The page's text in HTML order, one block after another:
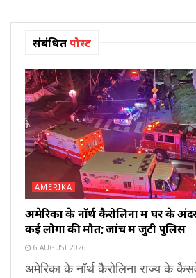
संबंधितपोस्ट
AMERIKA
अमेरिका के नॉर्थ कैरोलिना में घर के
कई लोगों की मौत; जांच में जुटी पुलिस
6 AUGUST 2026
अमेरिका के नॉर्थ कैरोलिना राज्य के